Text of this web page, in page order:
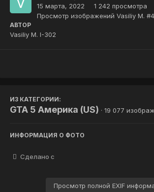
15 марта, 2022
1 242 просмотра
Просмотр изображений Vasiliy M.
АВТОР
Vasiliy M. I-302
ИЗ КАТЕГОРИИ:
GTA 5 Америка (US) · 19 077
ИНФОРМАЦИЯ О ФОТО
Сделано с
Просмотр полной EXIF